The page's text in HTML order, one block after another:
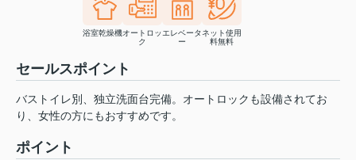
浴室乾燥機オートロッ
ク
エレベータ
ー
ネット使用
料無料
セールスポイント
バストイレ別、独立洗面台完備。オートロックも設備されてお
り、女性の方にもおすすめです。
ポイント